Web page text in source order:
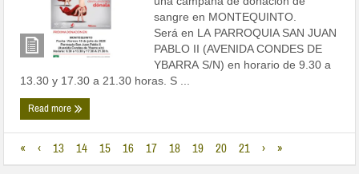
sangre en MONTEQUINTO.
Será en LA PARROQUIA SAN JUAN
PABLO II (AVENIDA CONDES DE
YBARRA S/N) en horario de 9.30 a
13.30 y 17.30 a 21.30 horas. S ...
Read more
« ‹ 13 14 15 16 17 18 19 20 21 › »